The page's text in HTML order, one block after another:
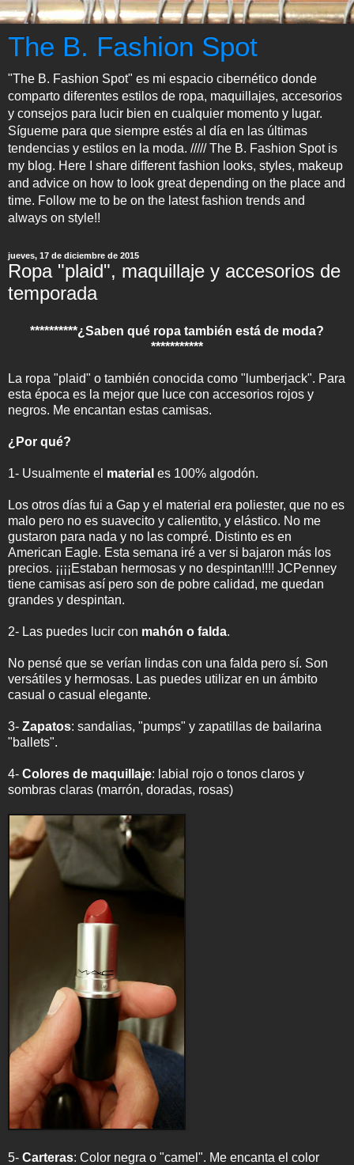
The B. Fashion Spot
"The B. Fashion Spot" es mi espacio cibernético donde
comparto diferentes estilos de ropa, maquillajes, accesorios
y consejos para lucir bien en cualquier momento y lugar.
Sígueme para que siempre estés al día en las últimas
tendencias y estilos en la moda. ///// The B. Fashion Spot is
my blog. Here I share different fashion looks, styles, makeup
and advice on how to look great depending on the place and
time. Follow me to be on the latest fashion trends and
always on style!!
jueves, 17 de diciembre de 2015
Ropa "plaid", maquillaje y accesorios de
temporada
**********¿Saben qué ropa también está de moda?
***********
La ropa "plaid" o también conocida como "lumberjack". Para
esta época es la mejor que luce con accesorios rojos y
negros. Me encantan estas camisas.
¿Por qué?
1- Usualmente el material es 100% algodón.
Los otros días fui a Gap y el material era poliester, que no es
malo pero no es suavecito y calientito, y elástico. No me
gustaron para nada y no las compré. Distinto es en
American Eagle. Esta semana iré a ver si bajaron más los
precios. ¡¡¡¡Estaban hermosas y no despintan!!!! JCPenney
tiene camisas así pero son de pobre calidad, me quedan
grandes y despintan.
2- Las puedes lucir con mahón o falda.
No pensé que se verían lindas con una falda pero sí. Son
versátiles y hermosas. Las puedes utilizar en un ámbito
casual o casual elegante.
3- Zapatos: sandalias, "pumps" y zapatillas de bailarina
"ballets".
4- Colores de maquillaje: labial rojo o tonos claros y
sombras claras (marrón, doradas, rosas)
5- Carteras: Color negra o "camel". Me encanta el color